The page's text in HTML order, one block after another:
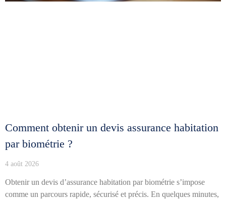
Comment obtenir un devis assurance habitation
par biométrie ?
4 août 2026
Obtenir un devis d’assurance habitation par biométrie s’impose
comme un parcours rapide, sécurisé et précis. En quelques minutes,